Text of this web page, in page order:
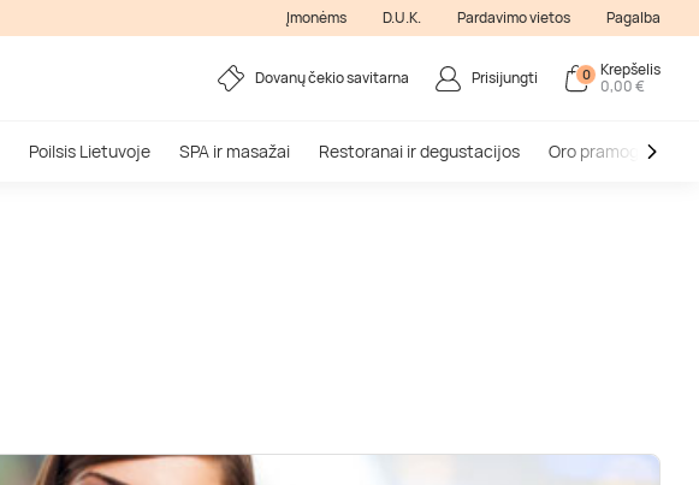
Įmonėms D.U.K. Pardavimo vietos Pagalba
Dovanų čekio savitarna Prisijungti 0 Krepšelis
0,00 €
Poilsis Lietuvoje SPA ir masažai Restoranai ir degustacijos Oro pramogos